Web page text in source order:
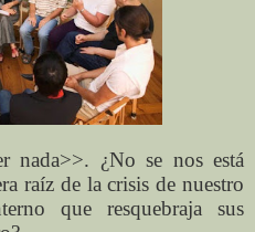
nada>>. ¿No se nos está
raíz de la crisis de nuestro
que resquebraja sus